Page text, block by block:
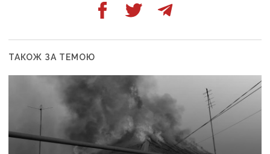
ТАКОЖ ЗА ТЕМОЮ